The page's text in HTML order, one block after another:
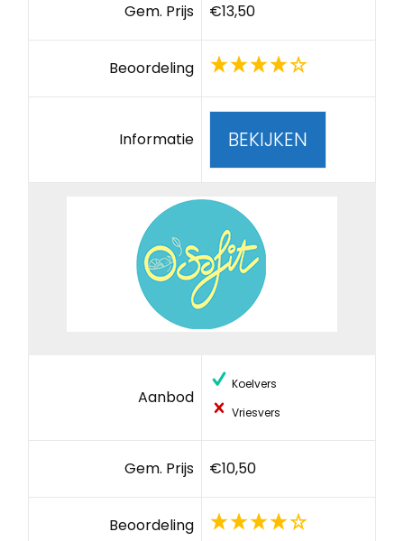
Gem. Prijs €13,50
Beoordeling
Informatie BEKIJKEN
Aanbod
Koelvers
Vriesvers
Gem. Prijs €10,50
Beoordeling